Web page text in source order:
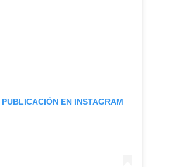
PUBLICACIÓN EN INSTAGRAM